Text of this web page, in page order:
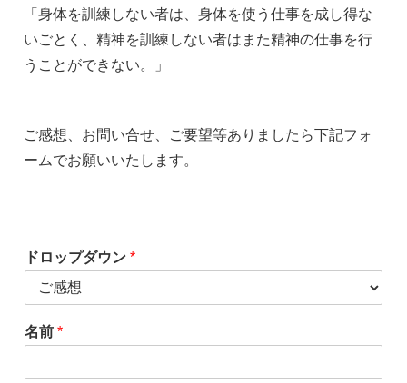
「身体を訓練しない者は、身体を使う仕事を成し得な
いごとく、精神を訓練しない者はまた精神の仕事を行
うことができない。」
ご感想、お問い合せ、ご要望等ありましたら下記フォ
ームでお願いいたします。
ドロップダウン *
名前 *